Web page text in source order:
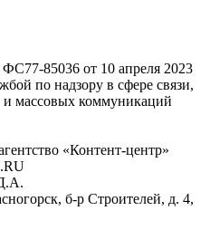
85036 от 10 апреля 2023
по надзору в сфере связи,
массовых коммуникаций
«Контент-центр»
б-р Строителей, д. 4,